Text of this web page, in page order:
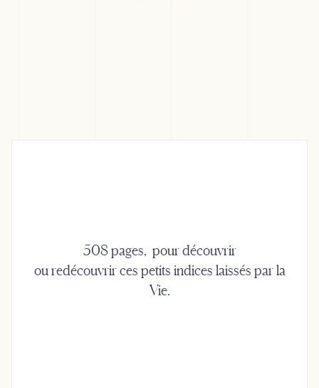
508 pages, pour découvrir
ou redécouvrir ces petits indices laissés par la
Vie.